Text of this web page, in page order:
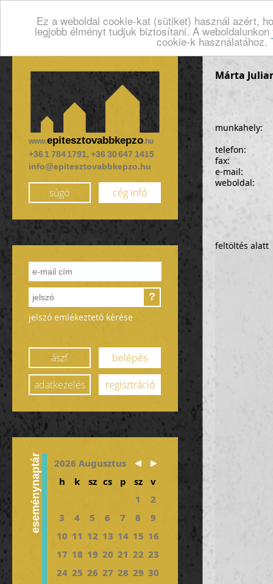
Ez a weboldal cookie-kat (sütiket) használ azért,
legjobb élményt tudjuk biztosítani. A
cookie-k használatához.
www.epitesztovabbkepzo.hu
+36 1 784 1791, +36 30 647 1415
info@epitesztovabbkepzo.hu
súgó cég infó
?
jelszó emlékeztető kérése
ászf
belépés
adatkezelés
regisztráció
eseménynaptár
2026 Augusztus
h
k sz cs p sz
v
1
2
3
4 5 6 7 8
9
10 11 12 13 14 15 16
17 18 19 20 21 22 23
24 25 26 27 28 29 30
Márta
munkahely:
telefon:
fax:
e-mail:
weboldal:
feltöltés alatt